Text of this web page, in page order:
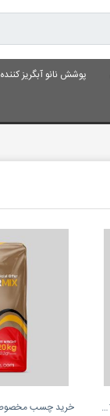
پوشش نانو آبگریز کننده
پودر بندکشی رنگی پاور میکس 09127511808